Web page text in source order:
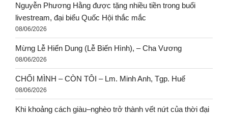
Nguyễn Phương Hằng được tặng nhiều tiền trong buổi
livestream, đại biểu Quốc Hội thắc mắc
08/06/2026
Mừng Lễ Hiển Dung (Lễ Biến Hình), – Cha Vương
08/06/2026
CHỐI MÌNH – CÒN TÔI – Lm. Minh Anh, Tgp. Huế
08/06/2026
Khi khoảng cách giàu–nghèo trở thành vết nứt của thời đại